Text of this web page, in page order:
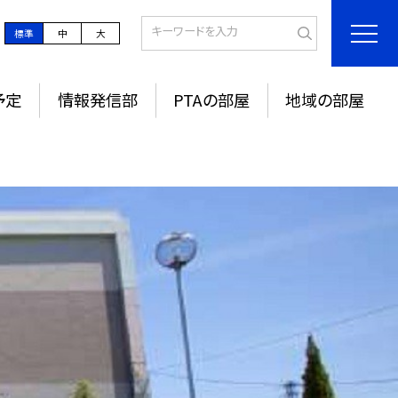
標準 中 大
定 情報発信部 PTAの部屋 地域の部屋